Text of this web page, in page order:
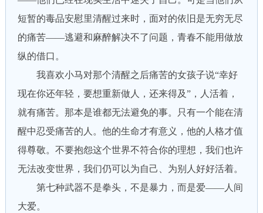
短暂的毒品安慰里清醒过来时，面对的依旧是无穷无尽
的痛苦——逃避和麻醉解决不了问题，青春不能用做放
纵的借口。
我喜欢小马对那个清醒之后痛苦的女孩子说“幸好
现在你还年轻，要想重新做人，还来得及”，人活着，
就有痛苦。那本是谁都无法避免的事。只有一个能在清
醒中忍受痛苦的人。他的生命才有意义，他的人格才值
得尊敬。不要抱怨这个世界不符合你的理想，我们也许
无法改变世界，我们仍可以为自己、为别人好好活着。
第七种武器不是拳头，不是暴力，而是爱——人间
大爱。